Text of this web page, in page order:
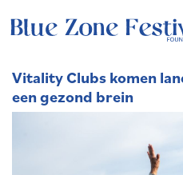
en
de
inhoud
Vitality Clubs komen
een gezond brein